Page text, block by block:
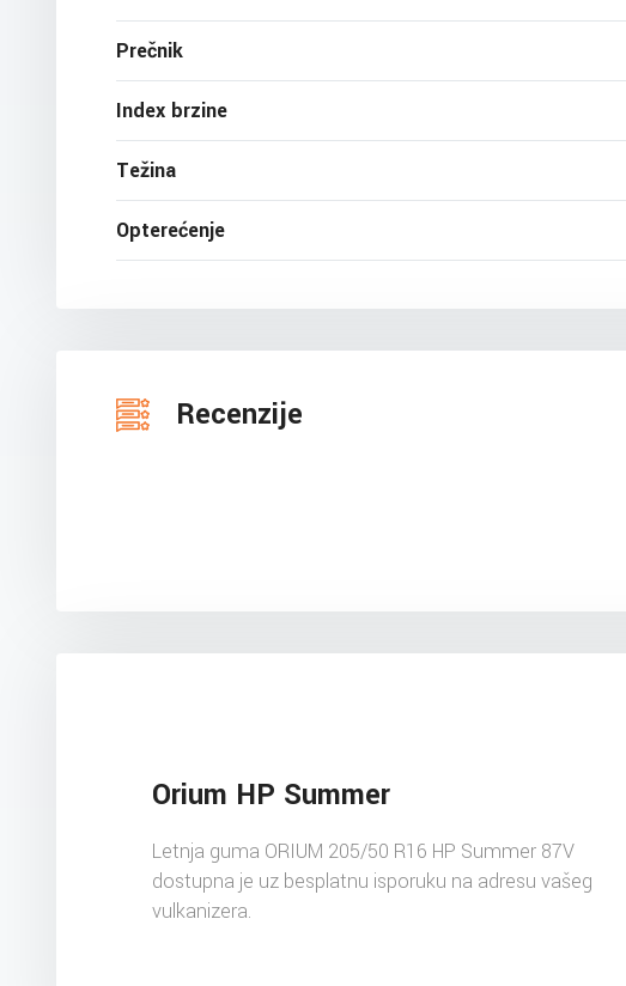
Prečnik
Index brzine
Težina
Opterećenje
Recenzije
Orium HP Summer
Letnja guma ORIUM 205/50 R16 HP Summer 87V
dostupna je uz besplatnu isporuku na adresu vašeg
vulkanizera.